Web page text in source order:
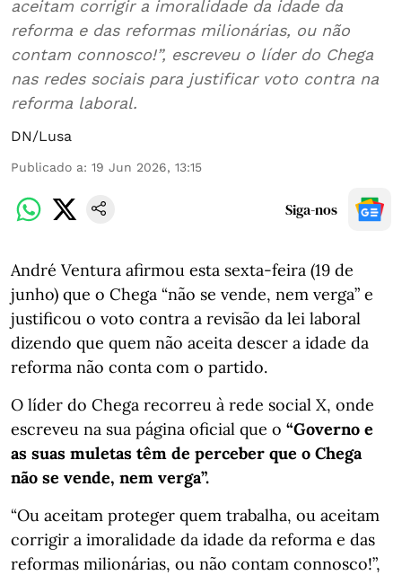
aceitam corrigir a imoralidade da idade da
reforma e das reformas milionárias, ou não
contam connosco!”, escreveu o líder do Chega
nas redes sociais para justificar voto contra na
reforma laboral.
DN/Lusa
Publicado a: 19 Jun 2026, 13:15
Siga-nos
André Ventura afirmou esta sexta-feira (19 de
junho) que o Chega “não se vende, nem verga” e
justificou o voto contra a revisão da lei laboral
dizendo que quem não aceita descer a idade da
reforma não conta com o partido.
O líder do Chega recorreu à rede social X, onde
escreveu na sua página oficial que o “Governo e
as suas muletas têm de perceber que o Chega
não se vende, nem verga”.
“Ou aceitam proteger quem trabalha, ou aceitam
corrigir a imoralidade da idade da reforma e das
reformas milionárias, ou não contam connosco!”,